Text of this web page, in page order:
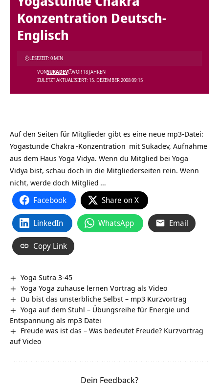
Konzentration Deutsch-
Englisch
ZULETZT AKTUALISIERT: 15. DEZEMBER 2008 09:15
VONSUKADEV VOR 18 JAHREN
LESEZEIT: 0 MIN
Auf den Seiten für Mitglieder gibt es eine neue mp3-Datei:
Yogastunde Chakra -Konzentration mit Sukadev, Aufnahme
aus dem Haus Yoga Vidya. Wenn du Mitglied bei Yoga
Vidya bist, schau doch in die Mitgliederseiten rein. Wenn
nicht, werde doch Mitglied …
Facebook Share on X
LinkedIn WhatsApp Email
Copy Link
Yoga Sutra 3-45
Yoga Yoga zuhause lernen Vortrag als Video
Du bist das unsterbliche Selbst – mp3 Kurzvortrag
Yoga auf dem Stuhl – Übungsreihe für Energie und
Entspannung als mp3 Datei
Freude was ist das – Was bedeutet Freude? Kurzvortrag
auf Video
Dein Feedback?